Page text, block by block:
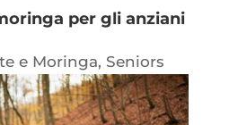
per gli anziani
e Moringa, Seniors